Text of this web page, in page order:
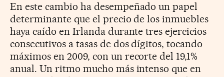
En este cambio ha desempeñado un papel
determinante que el precio de los inmuebles
haya caído en Irlanda durante tres ejercicios
consecutivos a tasas de dos dígitos, tocando
máximos en 2009, con un recorte del 19,1%
anual. Un ritmo mucho más intenso que en